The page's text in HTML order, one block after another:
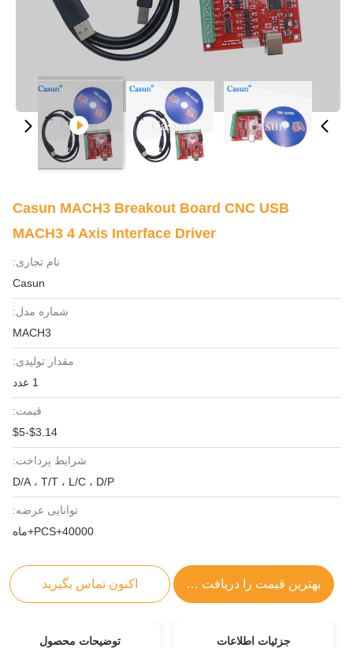
Casun MACH3 Breakout Board CNC USB
MACH3 4 Axis Interface Driver
نام تجاری:
Casun
شماره مدل:
MACH3
مقدار تولیدی:
قیمت:
$3.14-$5
شرایط پرداخت:
D/A ، T/T ، L/C ، D/P
توانایی عرضه:
40000+PCS+ماه
بهترین قیمت را دریافت کنید اکنون تماس بگیرید
جزئیات اطلاعات توضیحات محصول